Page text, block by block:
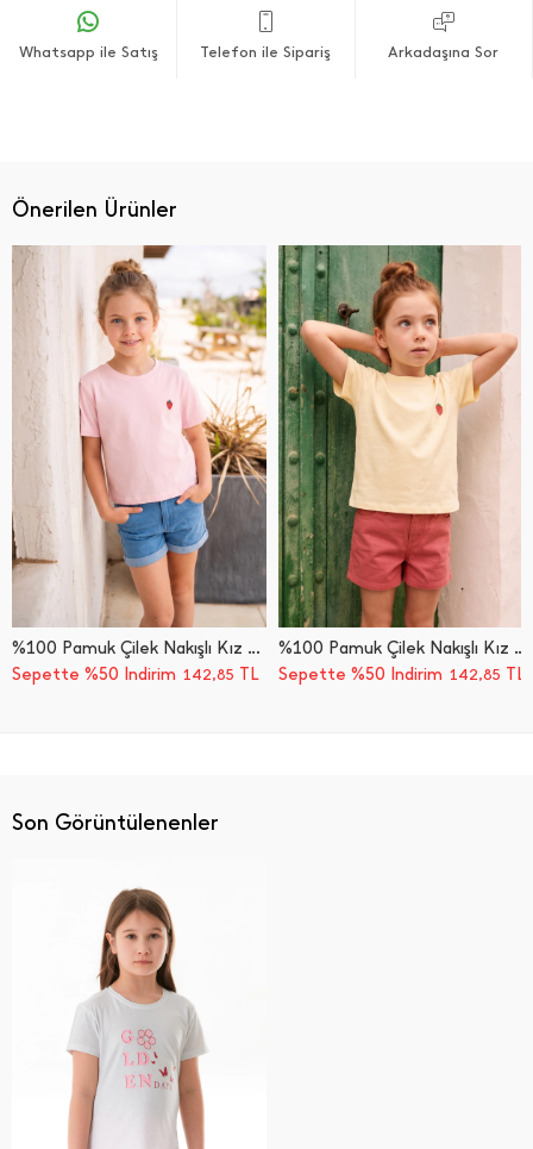
Whatsapp ile Satış Telefon ile Sipariş Arkadaşına Sor
Önerilen Ürünler
%100 Pamuk Çilek Nakışlı Kız Çocuk Tişört
Sepette %50 İndirim 142,85 TL
%100 Pamuk Çilek Nakışlı Kız Çocuk Tişört
Sepette %50 İndirim 142,85 TL
Son Görüntülenenler